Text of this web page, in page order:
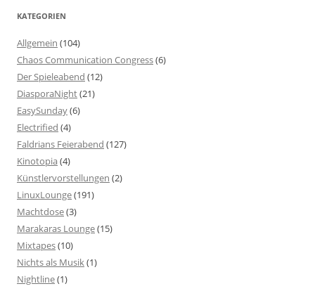
KATEGORIEN
Allgemein (104)
Chaos Communication Congress(6)
Der Spieleabend (12)
DiasporaNight(21)
EasySunday(6)
Electrified (4)
Faldrians Feierabend (127)
Kinotopia(4)
Künstlervorstellungen (2)
LinuxLounge(191)
Machtdose(3)
Marakaras Lounge(15)
Mixtapes(10)
Nichts als Musik(1)
Nightline(1)